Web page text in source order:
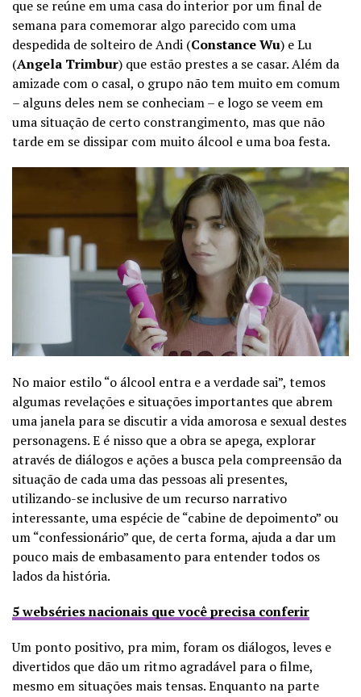
que se reúne em uma casa do interior por um final de
semana para comemorar algo parecido com uma
despedida de solteiro de Andi (Constance Wu) e Lu
(Angela Trimbur) que estão prestes a se casar. Além da
amizade com o casal, o grupo não tem muito em comum
– alguns deles nem se conheciam – e logo se veem em
uma situação de certo constrangimento, mas que não
tarde em se dissipar com muito álcool e uma boa festa.
No maior estilo “o álcool entra e a verdade sai”, temos
algumas revelações e situações importantes que abrem
uma janela para se discutir a vida amorosa e sexual destes
personagens. E é nisso que a obra se apega, explorar
através de diálogos e ações a busca pela compreensão da
situação de cada uma das pessoas ali presentes,
utilizando-se inclusive de um recurso narrativo
interessante, uma espécie de “cabine de depoimento” ou
um “confessionário” que, de certa forma, ajuda a dar um
pouco mais de embasamento para entender todos os
lados da história.
5 webséries nacionais que você precisa conferir
Um ponto positivo, pra mim, foram os diálogos, leves e
divertidos que dão um ritmo agradável para o filme,
mesmo em situações mais tensas. Enquanto na parte